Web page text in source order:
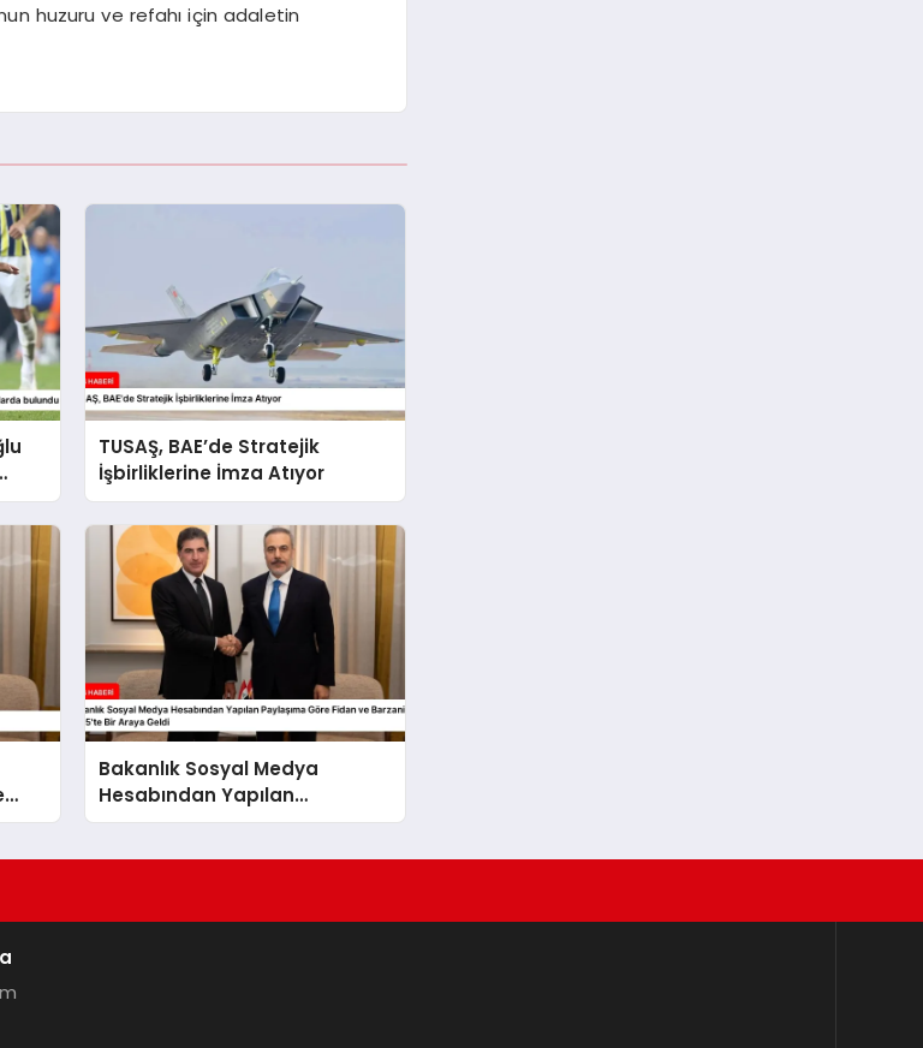
huzuru ve refahı için adaletin
TUSAŞ, BAE’de Stratejik
İşbirliklerine İmza Atıyor
Bakanlık Sosyal Medya
Hesabından Yapılan
Paylaşıma Göre Fidan ve